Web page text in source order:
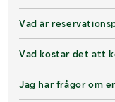
Vad är
Vad kostar det att
Jag har frågor om